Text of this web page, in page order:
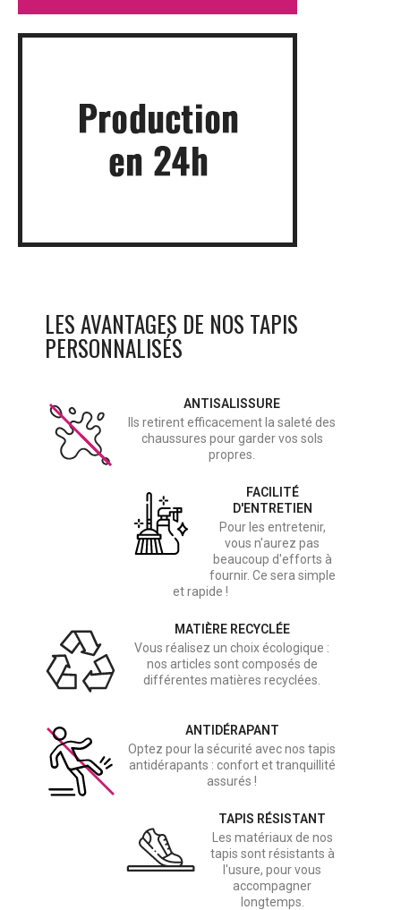
LES AVANTAGES DE NOS TAPIS
PERSONNALISÉS
ANTISALISSURE
Ils retirent efficacement la saleté des
chaussures pour garder vos sols
propres.
FACILITÉ
D'ENTRETIEN
Pour les entretenir,
vous n'aurez pas
beaucoup d'efforts à
fournir. Ce sera simple
et rapide !
MATIÈRE RECYCLÉE
Vous réalisez un choix écologique :
nos articles sont composés de
différentes matières recyclées.
ANTIDÉRAPANT
Optez pour la sécurité avec nos tapis
antidérapants : confort et tranquillité
assurés !
TAPIS RÉSISTANT
Les matériaux de nos
tapis sont résistants à
l'usure, pour vous
accompagner
longtemps.